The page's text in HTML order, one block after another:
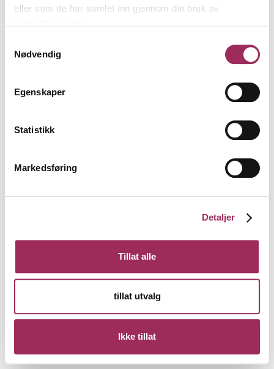
eller som de har samlet inn gjennom din bruk av
Nødvendig
Egenskaper
Statistikk
Markedsføring
Detaljer
Tillat alle
tillat utvalg
Ikke tillat